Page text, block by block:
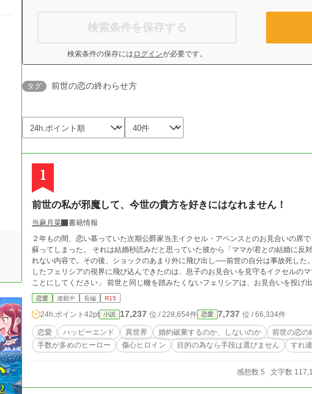
検索条件を保存する
検索条件の保存には ログインが必要です。
タグ 前世の恋の終わらせ方
1
前世の私が邪魔して、今世の貴方を好きにはなれません！
当麻月菜
書籍情報
２年もの間、恋い慕っていた次期公爵家当主イクセル・アベンスとのお見合いの席
蘇ってしまった。 それは結婚秒読みだと思っていた彼から「ママが君との結婚に反対してるから、結婚は普通に無理」という信じら
れない内容で。その後、ショックのあまり外に飛び出し──前世の自分は事故死した。 あまりにクソすぎる前世の自分の末路に愕
したフェリシアの視界に飛び込んできたのは、息子のお見合いを見守るイクセルのママの姿だった。 「イクセ
ことにしてください」 前世と同じ轍を踏みたくないフェリシアは、お見合いを投げ出し別荘に引きこもる。 しかし別荘を訪ねてきた
イクセルは、マザコンではないと訴え、フェリシアに期間限定の婚約者にならないかと提案する。 半ば脅され期
ったイクセルには、何やら秘密を抱えているようで── 前世の自分と向き合い今世を歩みだす箱入り令嬢と、長すぎる片思いのせいで
ヤンデレ化しつつある
恋愛 連載中 長編 R15
24h.ポイント 42pt 小説 17,237 位 / 228,654件 恋愛 7,737 位 / 66,334件
恋愛 ハッピーエンド 異世界 婚約破棄するのか、しないのか
前世の恋の
手数が多めのヒーロー
傷心ヒロイン 目的の為なら手段は選びません すれ
感想数 5 文字数